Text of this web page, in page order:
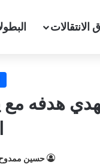
هدفه مع
حسين